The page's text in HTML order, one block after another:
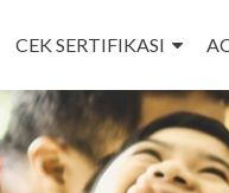
CEK SERTIFIKASI